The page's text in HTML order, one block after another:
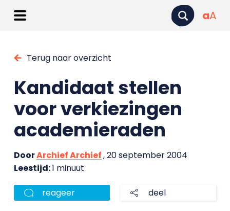
aA
Terug naar overzicht
Kandidaat stellen
voor verkiezingen
academieraden
DoorArchief Archief, 20 september 2004
Leestijd:1 minuut
reageer deel